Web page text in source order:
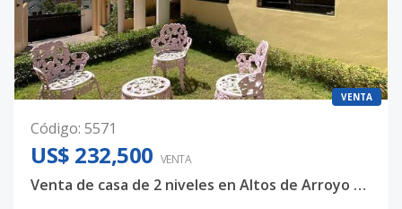
VENTA
Código: 5571
US$ 232,500 VENTA
Venta de casa de 2 niveles en Altos de Arroyo Hondo II por US$232,500